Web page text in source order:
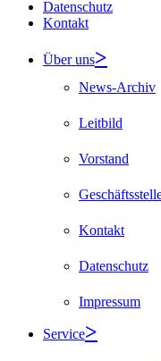
Datenschutz
Kontakt
Über uns
News-Archiv
Leitbild
Vorstand
Kontakt
Datenschutz
Impressum
Service